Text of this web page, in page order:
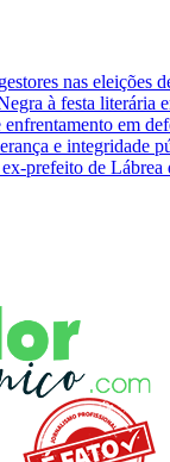
nas eleições
à festa literária
em
e integridade
prefeito de Lábrea